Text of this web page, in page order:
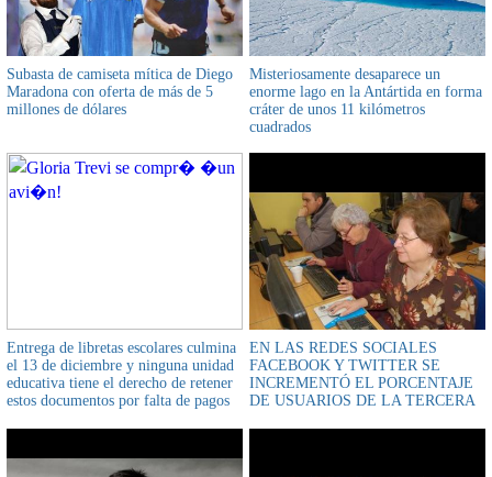
Subasta de camiseta mítica de Diego
Maradona con oferta de más de 5
millones de dólares
Misteriosamente desaparece un
enorme lago en la Antártida en forma
cráter de unos 11 kilómetros
cuadrados
Entrega de libretas escolares culmina
el 13 de diciembre y ninguna unidad
educativa tiene el derecho de retener
estos documentos por falta de pagos
EN LAS REDES SOCIALES
FACEBOOK Y TWITTER SE
INCREMENTÓ EL PORCENTAJE
DE USUARIOS DE LA TERCERA